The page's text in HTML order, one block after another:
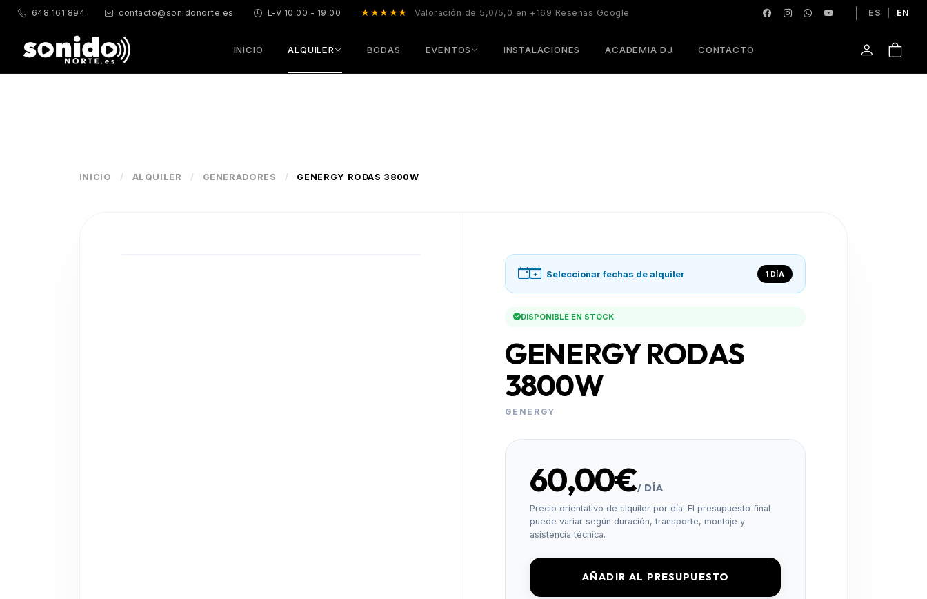
648 161 894 contacto@sonidonorte.es L-V 10:00 - 19:00 ★★★★★ Valoración de 5,0/5,0 en +169 Reseñas Google ES EN
INICIO ALQUILER BODAS EVENTOS INSTALACIONES ACADEMIA DJ CONTACTO
INICIO / ALQUILER / GENERADORES / GENERGY RODAS 3800W
Seleccionar fechas de alquiler 1 DÍA
DISPONIBLE EN STOCK
GENERGY RODAS
3800W
GENERGY
60,00€/ DÍA
Precio orientativo de alquiler por día. El presupuesto final
puede variar según duración, transporte, montaje y
asistencia técnica.
AÑADIR AL PRESUPUESTO